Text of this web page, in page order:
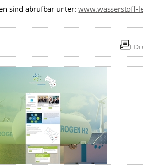
sind abrufbar unter:www.wasserstoff-